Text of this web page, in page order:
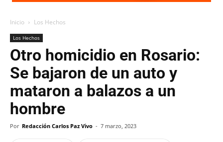
Inicio Los Hechos
Los Hechos
Otro homicidio en Rosario:
Se bajaron de un auto y
mataron a balazos a un
hombre
Por Redacción Carlos Paz Vivo - 7 marzo, 2023